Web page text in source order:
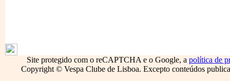
Site protegido com o reCAPTCHA e o Google, a política de
Copyright © Vespa Clube de Lisboa. Excepto conteúdos